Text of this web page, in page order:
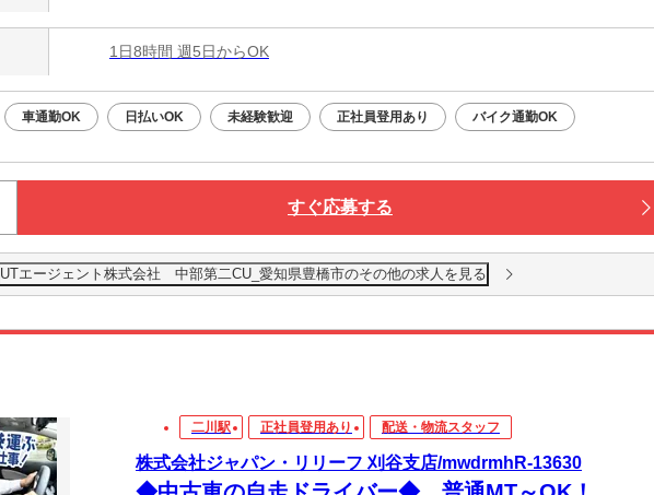
1日8時間 週5日からOK
車通勤OK 日払いOK 未経験歓迎 正社員登用あり バイク通勤OK
すぐ応募する
UTエージェント株式会社 中部第二CU_愛知県豊橋市のその他の求人を見る
二川駅 正社員登用あり 配送・物流スタッフ
株式会社ジャパン・リリーフ 刈谷支店/mwdrmhR-13630